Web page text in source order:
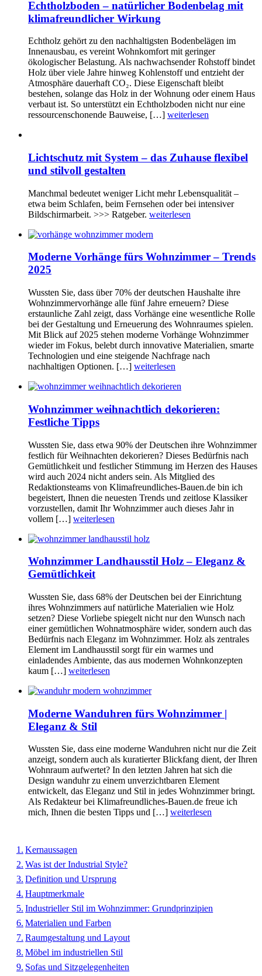
Echtholzboden – natürlicher Bodenbelag mit
klimafreundlicher Wirkung
Echtholz gehört zu den nachhaltigsten Bodenbelägen im
Innenausbau, es vereint Wohnkomfort mit geringer
ökologischer Belastung. Als nachwachsender Rohstoff bindet
Holz über viele Jahre hinweg Kohlenstoff und entzieht der
Atmosphäre dauerhaft CO₂. Diese Eigenschaft bleibt
bestehen, solange das Holz in der Wohnung oder einem Haus
verbaut ist. So unterstützt ein Echtholzboden nicht nur eine
ressourcenschonende Bauweise, […] weiterlesen
Lichtschutz mit System – das Zuhause flexibel
und stilvoll gestalten
Manchmal bedeutet weniger Licht mehr Lebensqualität –
etwa beim Schlafen, beim Fernsehen oder bei intensiver
Bildschirmarbeit. >>> Ratgeber. weiterlesen
Moderne Vorhänge fürs Wohnzimmer – Trends
2025
Wussten Sie, dass über 70% der deutschen Haushalte ihre
Wohnzimmervorhänge alle fünf Jahre erneuern? Diese
erstaunliche Zahl zeigt, dass Vorhänge eine wesentliche Rolle
bei der Gestaltung und Erneuerung des Wohnraumes spielen.
Mit Blick auf 2025 stehen moderne Vorhänge Wohnzimmer
wieder im Fokus, belebt durch innovative Materialien, smarte
Technologien und eine steigende Nachfrage nach
nachhaltigen Optionen. […] weiterlesen
Wohnzimmer weihnachtlich dekorieren:
Festliche Tipps
Wussten Sie, dass etwa 90% der Deutschen ihre Wohnzimmer
festlich für Weihnachten dekorieren? Dieses Bedürfnis nach
Gemütlichkeit und festlicher Stimmung im Herzen des Hauses
wird auch 2024 nicht anders sein. Als Mitglied des
Redaktionsteams von Klimafreundliches-Bauen.de bin ich
begeistert, Ihnen die neuesten Trends und zeitlose Klassiker
vorzustellen, damit Ihr Wohnzimmer auch dieses Jahr in
vollem […] weiterlesen
Wohnzimmer Landhausstil Holz – Eleganz &
Gemütlichkeit
Wussten Sie, dass 68% der Deutschen bei der Einrichtung
ihres Wohnzimmers auf natürliche Materialien wie Holz
setzen? Diese Vorliebe spiegelt nicht nur den Wunsch nach
einer gemütlichen Wohnatmosphäre wider, sondern auch das
Bedürfnis nach Eleganz im Wohnzimmer. Holz als zentrales
Element im Landhausstil sorgt für ein warmes und
einladendes Ambiente, das aus modernen Wohnkonzepten
kaum […] weiterlesen
Moderne Wanduhren fürs Wohnzimmer |
Eleganz & Stil
Wussten Sie, dass eine moderne Wanduhren nicht nur die Zeit
anzeigt, sondern auch als kuratierter Blickfang dient, der Ihren
Wohnraum aufwertet? In den letzten Jahren hat sich die
Design wanduhr zu einem unverzichtbaren Element
entwickelt, das Eleganz und Stil in jedes Wohnzimmer bringt.
Als Redakteur bei Klimafreundliches-Bauen.de freue ich
mich, Ihnen die besten Tipps und […] weiterlesen
Kernaussagen
Was ist der Industrial Style?
Definition und Ursprung
Hauptmerkmale
Industrieller Stil im Wohnzimmer: Grundprinzipien
Materialien und Farben
Raumgestaltung und Layout
Möbel im industriellen Stil
Sofas und Sitzgelegenheiten